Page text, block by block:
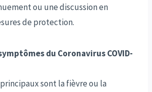
ou une discussion en
de protection.
du Coronavirus COVID-
sont la fièvre ou la